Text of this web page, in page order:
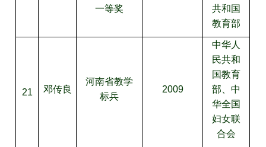
一等奖
共和国
教育部
21 邓传良
河南省教学
标兵
2009
中华人
民共和
国教育
部、中
华全国
妇女联
合会